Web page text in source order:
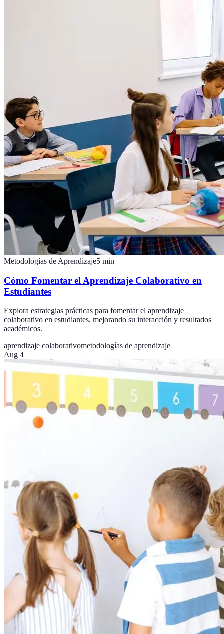
Metodologías de Aprendizaje5 min
Cómo Fomentar el Aprendizaje Colaborativo en
Estudiantes
Explora estrategias prácticas para fomentar el aprendizaje
colaborativo en estudiantes, mejorando su interacción y resultados
académicos.
aprendizaje colaborativometodologías de aprendizaje
Aug 4